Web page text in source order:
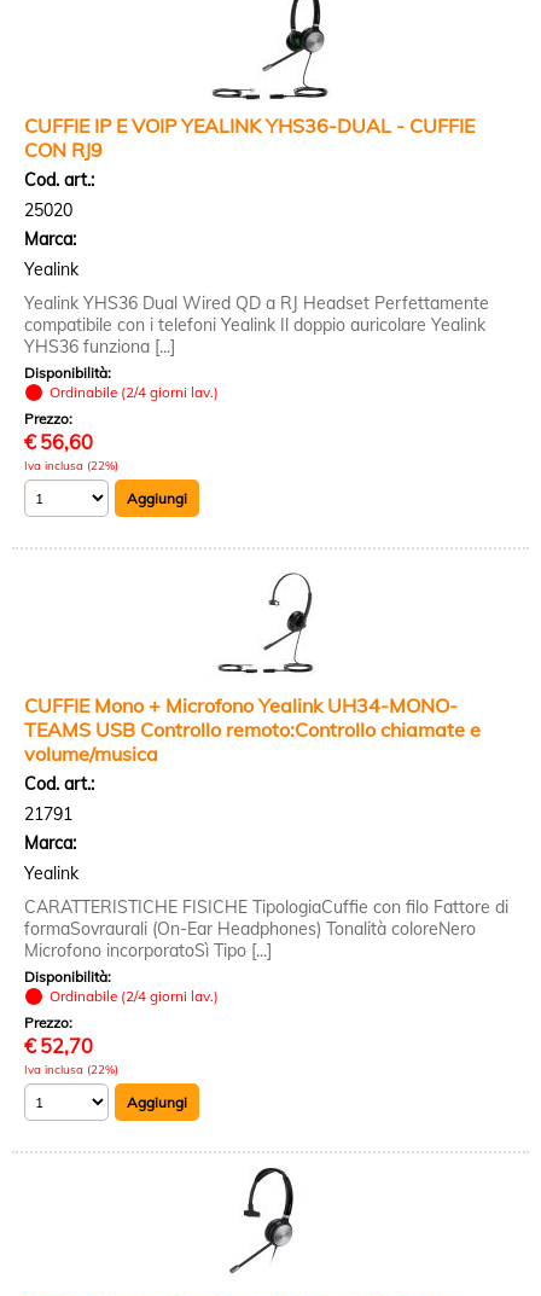
CUFFIE IP E VOIP YEALINK YHS36-DUAL - CUFFIE
CON RJ9
Cod. art.:
25020
Marca:
Yealink
Yealink YHS36 Dual Wired QD a RJ Headset Perfettamente
compatibile con i telefoni Yealink Il doppio auricolare Yealink
YHS36 funziona [...]
Disponibilità:
Ordinabile (2/4 giorni lav.)
Prezzo:
€ 56,60
Iva inclusa (22%)
CUFFIE Mono + Microfono Yealink UH34-MONO-
TEAMS USB Controllo remoto:Controllo chiamate e
volume/musica
Cod. art.:
21791
Marca:
Yealink
CARATTERISTICHE FISICHE TipologiaCuffie con filo Fattore di
formaSovraurali (On-Ear Headphones) Tonalità coloreNero
Microfono incorporatoSì Tipo [...]
Disponibilità:
Ordinabile (2/4 giorni lav.)
Prezzo:
€ 52,70
Iva inclusa (22%)